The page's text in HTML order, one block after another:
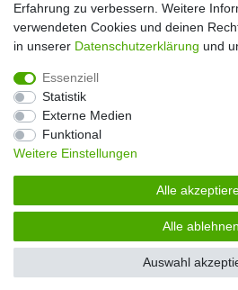
Impressum
Widerrufs­recht
Erfahrung zu verbessern. Weitere
verwendeten Cookies und deinen
in unserer Daten­schutz­erklärung und
Essenziell
Statistik
Externe Medien
Funktional
Weitere Einstellungen
Alle
Alle ablehnen
Auswahl